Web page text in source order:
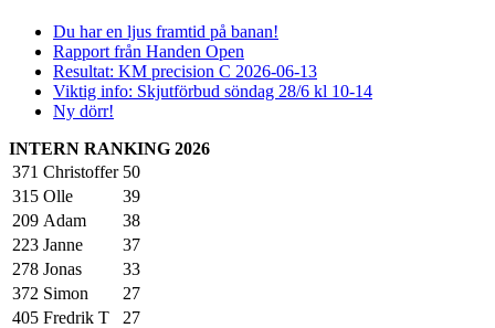
Du har en ljus framtid på banan!
Rapport från Handen Open
Resultat: KM precision C 2026-06-13
Viktig info: Skjutförbud söndag 28/6 kl 10-14
Ny dörr!
INTERN RANKING 2026
371 Christoffer 50
315 Olle
39
209 Adam
38
223 Janne
37
278 Jonas
33
372 Simon
27
405 Fredrik T
27